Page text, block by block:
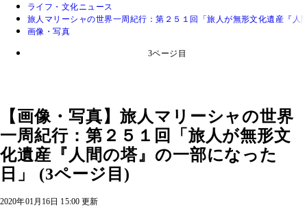
ライフ・文化ニュース
旅人マリーシャの世界一周紀行：第２５１回「旅人が無形文化遺産『人
画像・写真
3ページ目
【画像・写真】旅人マリーシャの世界
一周紀行：第２５１回「旅人が無形文
化遺産『人間の塔』の一部になった
日」 (3ページ目)
2020年01月16日 15:00 更新